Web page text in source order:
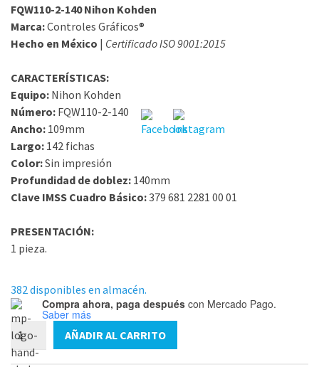
$214.16.
$183.21.
FQW110-2-140 Nihon Kohden
Marca:Controles Gráficos®
Hecho en México | Certificado ISO 9001:2015
CARACTERÍSTICAS:
Equipo: Nihon Kohden
Número: FQW110-2-140
Ancho: 109mm
Largo: 142 fichas
Color:Sin impresión
Profundidad de doblez: 140mm
Clave IMSS Cuadro Básico:379 681 2281 00 01
PRESENTACIÓN:
1 pieza.
382 disponibles en almacén.
Compra ahora, paga después con Mercado Pago.
Saber más
Papel
para
Desfibrilador
AÑADIR AL CARRITO